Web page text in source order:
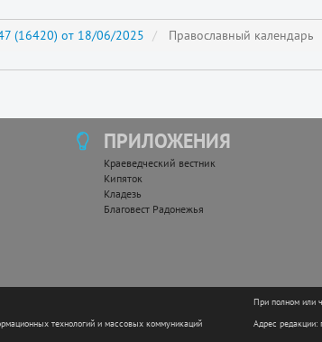
(16420) от 18/06/2025 Православный календарь
ПРИЛОЖЕНИЯ
Краеведческий вестник
Кипяток
Кладезь
Благовест Радонежья
технологий и массовых коммуникаций
При полном или
Адрес редакции: